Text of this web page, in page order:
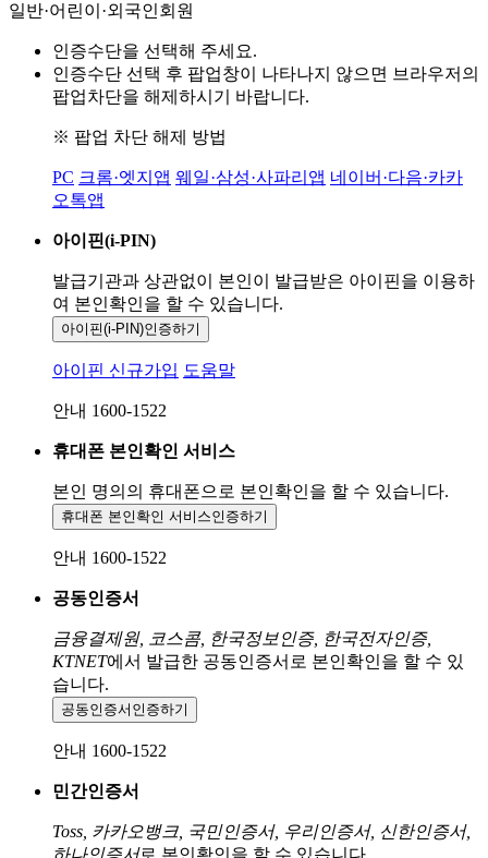
일반·어린이·외국인회원
인증수단을 선택해 주세요.
인증수단 선택 후 팝업창이 나타나지 않으면 브라우저의
팝업차단을 해제하시기 바랍니다.
※ 팝업 차단 해제 방법
PC 크롬·엣지앱 웨일·삼성·사파리앱 네이버·다음·카카
오톡앱
아이핀(i-PIN)
발급기관과 상관없이 본인이 발급받은 아이핀을 이용하
여 본인확인을 할 수 있습니다.
아이핀(i-PIN)인증하기
아이핀 신규가입 도움말
안내 1600-1522
휴대폰 본인확인 서비스
본인 명의의 휴대폰으로 본인확인을 할 수 있습니다.
휴대폰 본인확인 서비스인증하기
안내 1600-1522
공동인증서
금융결제원, 코스콤, 한국정보인증, 한국전자인증,
KTNET에서 발급한 공동인증서로 본인확인을 할 수 있
습니다.
공동인증서 인증하기
안내 1600-1522
민간인증서
Toss, 카카오뱅크, 국민인증서, 우리인증서, 신한인증서,